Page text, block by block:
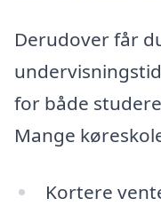
Derudover får
for både
Mange
Kortere